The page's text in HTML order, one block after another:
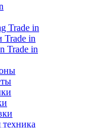
Trade in
Trade in
Trade in